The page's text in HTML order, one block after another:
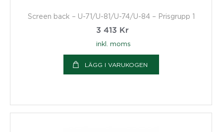
Screen back – U-71/U-81/U-74/U-84 – Prisgrupp 1
3 413 Kr
inkl. moms
LÄGG I VARUKOGEN